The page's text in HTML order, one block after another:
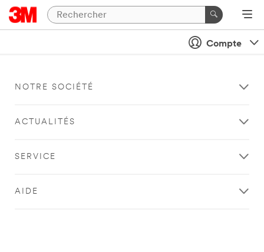
Compte
NOTRE SOCIÉTÉ
ACTUALITÉS
SERVICE
AIDE